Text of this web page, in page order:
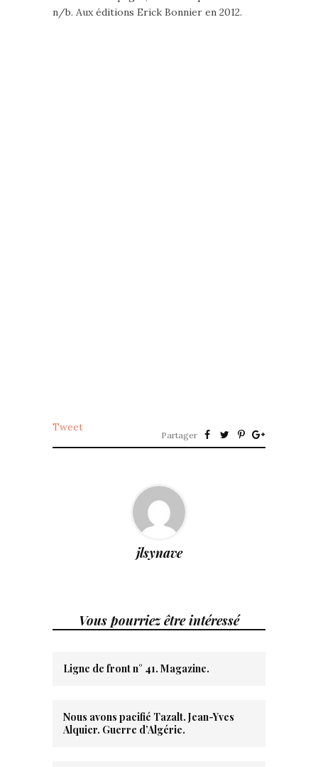
n/b. Aux éditions Erick Bonnier en 2012.
Tweet
Partager
jlsynave
Vous pourriez être intéressé
Ligne de front n° 41. Magazine.
Nous avons pacifié Tazalt. Jean-Yves
Alquier. Guerre d’Algérie.